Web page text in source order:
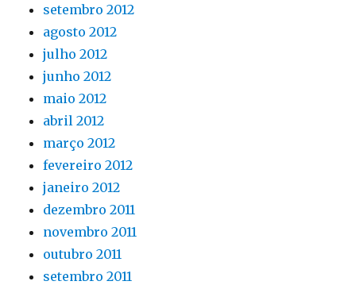
setembro 2012
agosto 2012
julho 2012
junho 2012
maio 2012
abril 2012
março 2012
fevereiro 2012
janeiro 2012
dezembro 2011
novembro 2011
outubro 2011
setembro 2011